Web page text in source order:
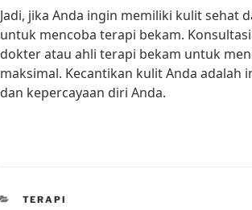
Jadi, jika Anda ingin memiliki kulit sehat
untuk mencoba terapi bekam.
dokter atau ahli terapi bekam untuk
maksimal. Kecantikan kulit Anda adalah
dan kepercayaan diri Anda.
CATEGORIES
TERAPI